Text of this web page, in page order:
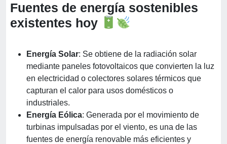
Fuentes de energía sostenibles
existentes hoy
Energía Solar: Se obtiene de la radiación solar
mediante paneles fotovoltaicos que convierten la luz
en electricidad o colectores solares térmicos que
capturan el calor para usos domésticos o
industriales.
Energía Eólica: Generada por el movimiento de
turbinas impulsadas por el viento, es una de las
fuentes de energía renovable más eficientes y